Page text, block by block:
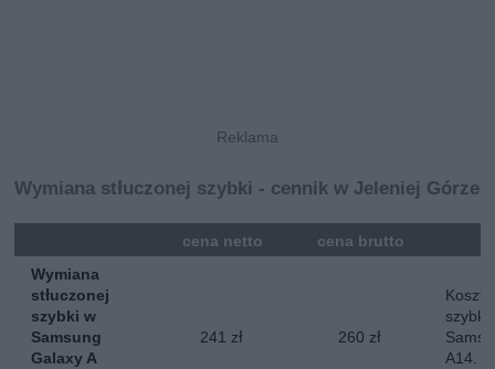
Wymiana stłuczonej szybki - cennik w Jeleniej Górze
cena netto cena brutto
Wymiana
stłuczonej
szybki w
Samsung
Galaxy A
241 zł 260 zł
Koszt
szybki
A14.